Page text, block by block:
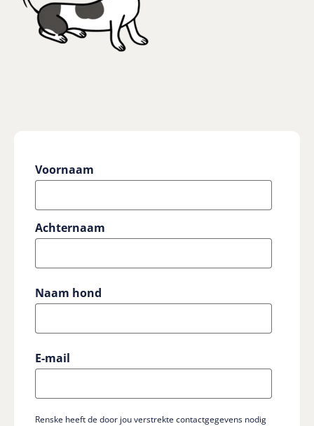
Voornaam
Achternaam
Naam hond
E-mail
Renske heeft de door jou verstrekte contactgegevens nodig